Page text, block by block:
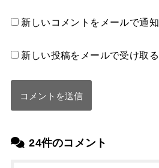
24件のコメント
新しいコメントをメールで通知
新しい投稿をメールで受け取る